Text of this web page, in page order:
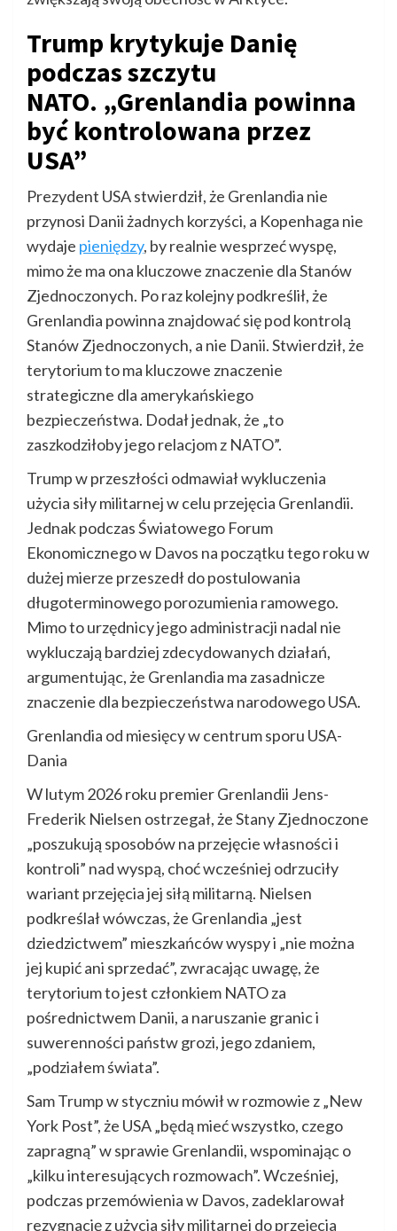
Trump krytykuje Danię
podczas szczytu
NATO. „Grenlandia powinna
być kontrolowana przez
USA”
Prezydent USA stwierdził, że Grenlandia nie
przynosi Danii żadnych korzyści, a Kopenhaga nie
wydaje pieniędzy, by realnie wesprzeć wyspę,
mimo że ma ona kluczowe znaczenie dla Stanów
Zjednoczonych. Po raz kolejny podkreślił, że
Grenlandia powinna znajdować się pod kontrolą
Stanów Zjednoczonych, a nie Danii. Stwierdził, że
terytorium to ma kluczowe znaczenie
strategiczne dla amerykańskiego
bezpieczeństwa. Dodał jednak, że „to
zaszkodziłoby jego relacjom z NATO”.
Trump w przeszłości odmawiał wykluczenia
użycia siły militarnej w celu przejęcia Grenlandii.
Jednak podczas Światowego Forum
Ekonomicznego w Davos na początku tego roku w
dużej mierze przeszedł do postulowania
długoterminowego porozumienia ramowego.
Mimo to urzędnicy jego administracji nadal nie
wykluczają bardziej zdecydowanych działań,
argumentując, że Grenlandia ma zasadnicze
znaczenie dla bezpieczeństwa narodowego USA.
Grenlandia od miesięcy w centrum sporu USA-
Dania
W lutym 2026 roku premier Grenlandii Jens-
Frederik Nielsen ostrzegał, że Stany Zjednoczone
„poszukują sposobów na przejęcie własności i
kontroli” nad wyspą, choć wcześniej odrzuciły
wariant przejęcia jej siłą militarną. Nielsen
podkreślał wówczas, że Grenlandia „jest
dziedzictwem” mieszkańców wyspy i „nie można
jej kupić ani sprzedać”, zwracając uwagę, że
terytorium to jest członkiem NATO za
pośrednictwem Danii, a naruszanie granic i
suwerenności państw grozi, jego zdaniem,
„podziałem świata”.
Sam Trump w styczniu mówił w rozmowie z „New
York Post”, że USA „będą mieć wszystko, czego
zapragną” w sprawie Grenlandii, wspominając o
„kilku interesujących rozmowach”. Wcześniej,
podczas przemówienia w Davos, zadeklarował
rezygnację z użycia siły militarnej do przejęcia